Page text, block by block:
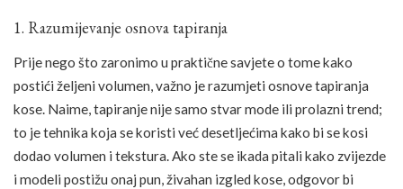
1. Razumijevanje osnova tapiranja
Prije nego što zaronimo u praktične savjete o tome kako
postići željeni volumen, važno je razumjeti osnove tapiranja
kose. Naime, tapiranje nije samo stvar mode ili prolazni trend;
to je tehnika koja se koristi već desetljećima kako bi se kosi
dodao volumen i tekstura. Ako ste se ikada pitali kako zvijezde
i modeli postižu onaj pun, živahan izgled kose, odgovor bi